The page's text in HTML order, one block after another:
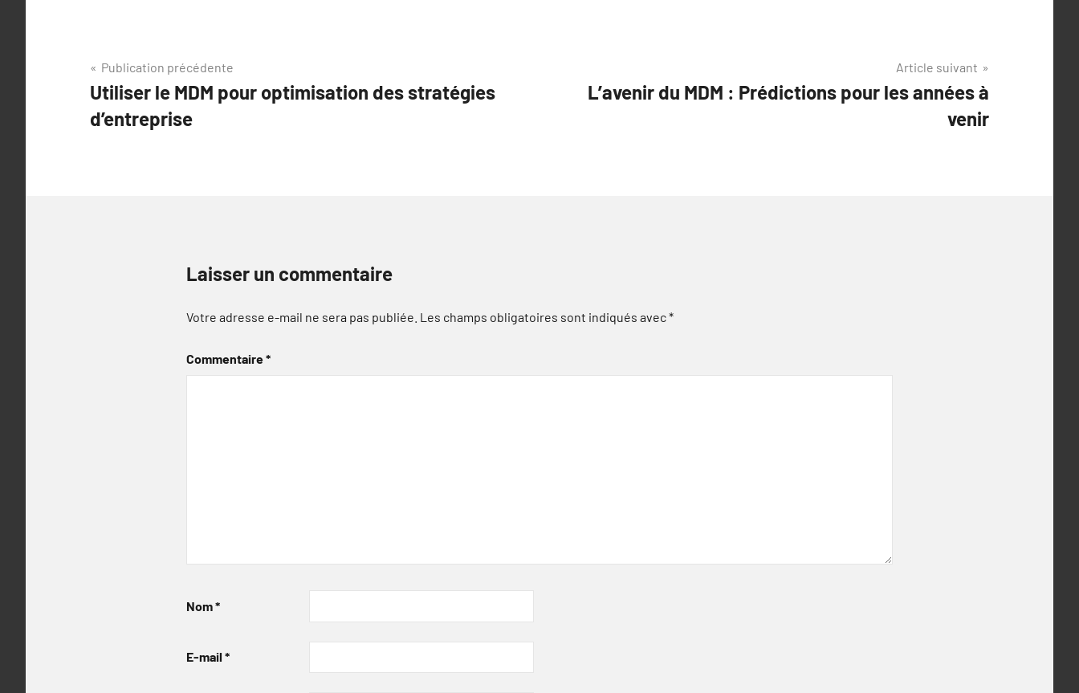
Navigation
de
l’article
Publication précédente
Utiliser le MDM pour optimisation des stratégies
d’entreprise
Article suivant
L’avenir du MDM : Prédictions pour les années à
venir
Laisser un commentaire
Votre adresse e-mail ne sera pas publiée. Les champs obligatoires sont indiqués avec*
Commentaire*
Nom*
E-mail *